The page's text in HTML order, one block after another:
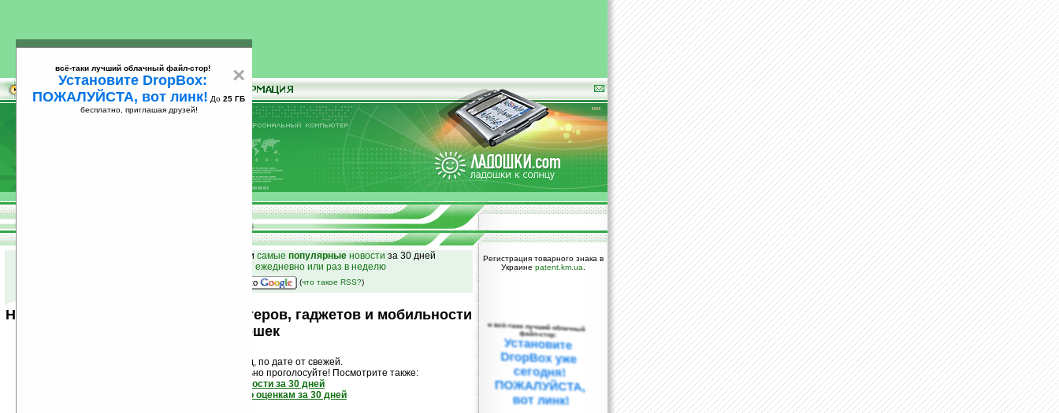
25
и самые популярные новости за 30 дней
на email ежедневно или раз в неделю
(что такое RSS?)
Новости мира карманных компьютеров, гаджетов и мобильности
от Ладошек
Новости показаны подряд, по дате от свежей.
Если новость вам понравилась - обязательно проголосуйте! Посмотрите также:
самые читаемые новости за 30 дней
самые лучшие новости по оценкам за 30 дней
Регистрация товарного знака в
Украине patent.km.ua
×
всё-таки лучший облачный файл-стор!
Установите DropBox:
ПОЖАЛУЙСТА, вот линк! До 25 ГБ
бесплатно, приглашая друзей!
и всё-таки лучший облачный
файл-стор:
Установите
DropBox уже
сегодня!
ПОЖАЛУЙСТА,
вот линк!